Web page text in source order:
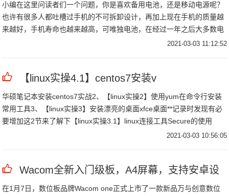
小编在这里问读者们一个问题，你是喜欢备用电池，还是移动电源呢？
也许有很多人都吐槽过手机的不可拆卸设计，再加上现在手机的质量越
来越好，手机寿命也越来越高，可唯独电池，在经过一年之后大多数电
2021-03-03 11:12:52
【linux实操4.1】centos7安装v
华硕笔记本安装centos7实战2、【linux实操2】使用yum在命令行安装
常用工具3、【linux实操3】安装漂亮的桌面xfce桌面**记录时发现有必
要增加这2节来了解下【linux实操3.1】linux连接工具Secure的使用
2021-03-03 10:56:05
Wacom全新入门级板，A4屏幕，支持安卓设
在1月7日，数位板品牌Wacom one正式上市了一款新品万与创意数位